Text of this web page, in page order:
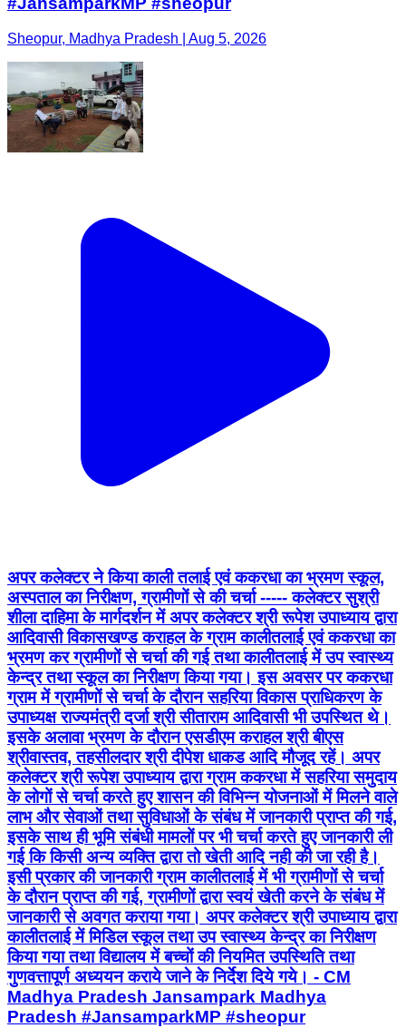
Sheopur, Madhya Pradesh | Aug 5, 2026
अपर कलेक्टर ने किया काली तलाई एवं ककरधा का भ्रमण स्कूल,
अस्पताल का निरीक्षण, ग्रामीणों से की चर्चा ----- कलेक्टर सुश्री
शीला दाहिमा के मार्गदर्शन में अपर कलेक्टर श्री रूपेश उपाध्याय द्वारा
आदिवासी विकासखण्ड कराहल के ग्राम कालीतलाई एवं ककरधा का
भ्रमण कर ग्रामीणों से चर्चा की गई तथा कालीतलाई में उप स्वास्थ्य
केन्द्र तथा स्कूल का निरीक्षण किया गया। इस अवसर पर ककरधा
ग्राम में ग्रामीणों से चर्चा के दौरान सहरिया विकास प्राधिकरण के
उपाध्यक्ष राज्यमंत्री दर्जा श्री सीताराम आदिवासी भी उपस्थित थे।
इसके अलावा भ्रमण के दौरान एसडीएम कराहल श्री बीएस
श्रीवास्तव, तहसीलदार श्री दीपेश धाकड आदि मौजूद रहें। अपर
कलेक्टर श्री रूपेश उपाध्याय द्वारा ग्राम ककरधा में सहरिया समुदाय
के लोगों से चर्चा करते हुए शासन की विभिन्न योजनाओं में मिलने वाले
लाभ और सेवाओं तथा सुविधाओं के संबंध में जानकारी प्राप्त की गई,
इसके साथ ही भूमि संबंधी मामलों पर भी चर्चा करते हुए जानकारी ली
गई कि किसी अन्य व्यक्ति द्वारा तो खेती आदि नही की जा रही है।
इसी प्रकार की जानकारी ग्राम कालीतलाई में भी ग्रामीणों से चर्चा
के दौरान प्राप्त की गई, ग्रामीणों द्वारा स्वयं खेती करने के संबंध में
जानकारी से अवगत कराया गया। अपर कलेक्टर श्री उपाध्याय द्वारा
कालीतलाई में मिडिल स्कूल तथा उप स्वास्थ्य केन्द्र का निरीक्षण
किया गया तथा विद्यालय में बच्चों की नियमित उपस्थिति तथा
गुणवत्तापूर्ण अध्ययन कराये जाने के निर्देश दिये गये। - CM
Madhya Pradesh Jansampark Madhya
Pradesh #JansamparkMP #sheopur